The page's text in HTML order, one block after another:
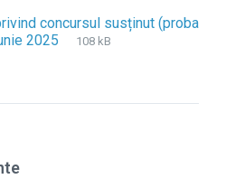
concursul susținut (proba
2025
F
e
d
F
s
108 kB